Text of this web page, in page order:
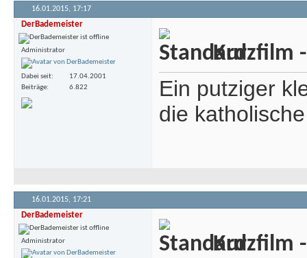
16.01.2015, 17:17
DerBademeister
Administrator
Dabei seit
17.04.2001
Beiträge
6.822
Kurzfilm
Ein putziger
die
16.01.2015, 17:21
DerBademeister
Administrator Kurzfilm -